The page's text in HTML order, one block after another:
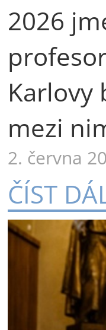
2026
Karlovy
mezi
2. června
ČÍST